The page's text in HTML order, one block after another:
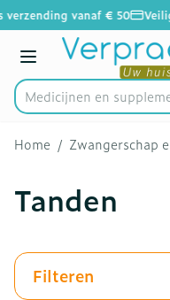
Ga naar de inhoud
1 van 1vanaf € 50
Menu
Product, merk,
Medicijn
Home / Zwangerschap
Tanden
Filteren